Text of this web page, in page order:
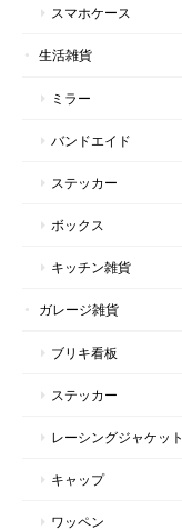
スマホケース
生活雑貨
ミラー
バンドエイド
ステッカー
ボックス
キッチン雑貨
ガレージ雑貨
ブリキ看板
ステッカー
レーシングジャケット
キャップ
ワッペン